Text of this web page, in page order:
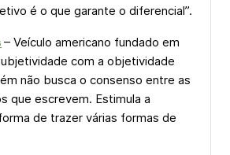
é o que garante o diferencial”.
– Veículo americano fundado em
com a objetividade
não busca o consenso entre as
que escrevem. Estimula a
de trazer várias formas de